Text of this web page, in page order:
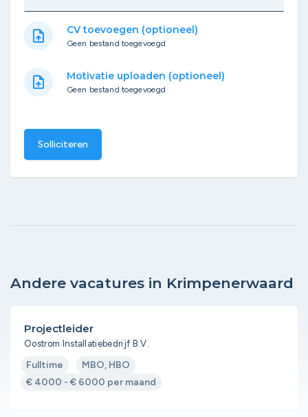
upload_file CV toevoegen (optioneel)
Geen bestand toegevoegd
upload_file Motivatie uploaden (optioneel)
Geen bestand toegevoegd
Solliciteren
Andere vacatures in Krimpenerwaard
Projectleider
Oostrom Installatiebedrijf B.V.
Fulltime
MBO, HBO
€ 4000 - € 6000 per maand